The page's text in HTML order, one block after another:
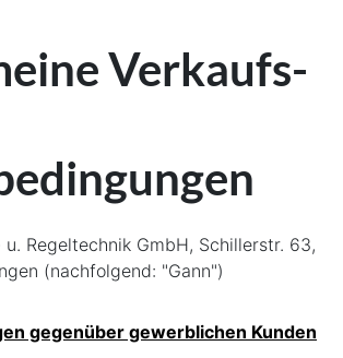
Verkaufs-
Regeltechnik GmbH, Schillerstr. 63,
(nachfolgend: "Gann")
gegenüber gewerblichen Kunden